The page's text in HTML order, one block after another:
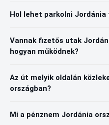
Hol lehet parkolni
Vannak fizetős utak
hogyan működnek?
Az út melyik oldalán
országban?
Mi a pénznem Jordánia